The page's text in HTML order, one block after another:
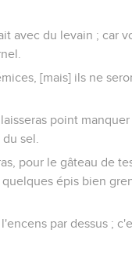
avec du levain ; car
[mais] ils ne
point
sel.
pour le gâteau de
épis bien
par dessus ;